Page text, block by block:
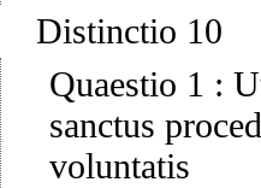
Distinctio 10
Quaestio 1 :
sanctus
voluntatis